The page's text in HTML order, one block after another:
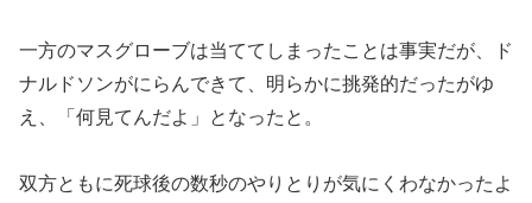
一方のマスグローブは当ててしまったことは事実だが、ド
ナルドソンがにらんできて、明らかに挑発的だったがゆ
え、「何見てんだよ」となったと。
双方ともに死球後の数秒のやりとりが気にくわなかったよ